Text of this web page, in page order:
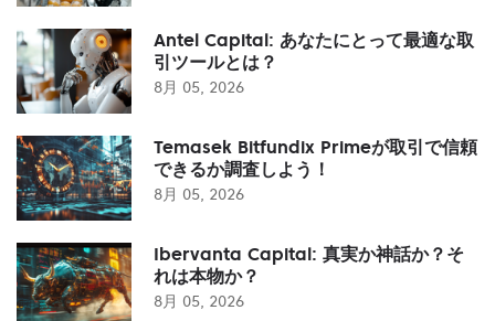
Antel Capital: あなたにとって最適な取
引ツールとは？
8月 05, 2026
Temasek Bitfundix Primeが取引で信頼
できるか調査しよう！
8月 05, 2026
Ibervanta Capital: 真実か神話か？そ
れは本物か？
8月 05, 2026